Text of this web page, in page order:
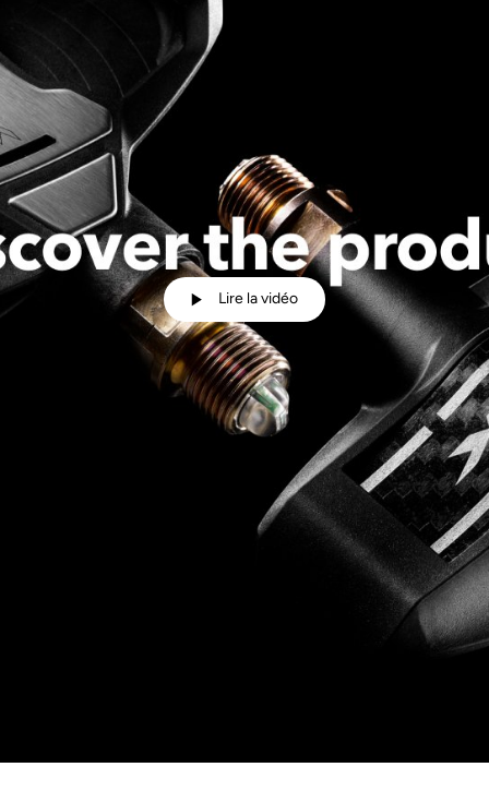
Lire la vidéo